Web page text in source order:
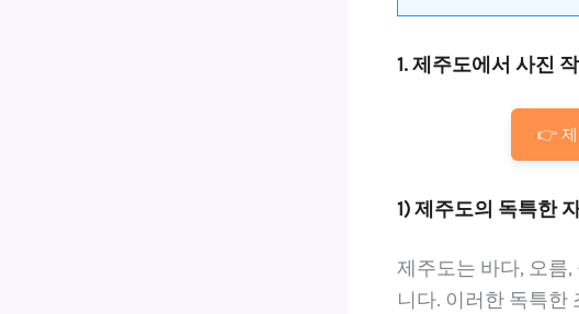
1. 제주도에서 사진
👉 제
1) 제주도의 독특한
제주도는 바다, 오름
니다. 이러한 독특한